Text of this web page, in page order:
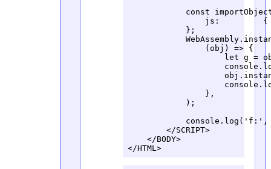
const
js:         {
            };
                (obj) => {
let g =
                },
            );
console.log('f:',
        </SCRIPT>
    </BODY>
</HTML>